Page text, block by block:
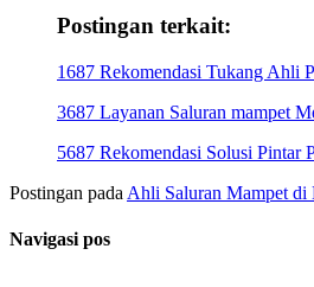
Postingan terkait:
1687 Rekomendasi Tukang Ahli
3687 Layanan Saluran mampet
5687 Rekomendasi Solusi Pintar
Postingan pada Ahli Saluran Mampet
Navigasi pos